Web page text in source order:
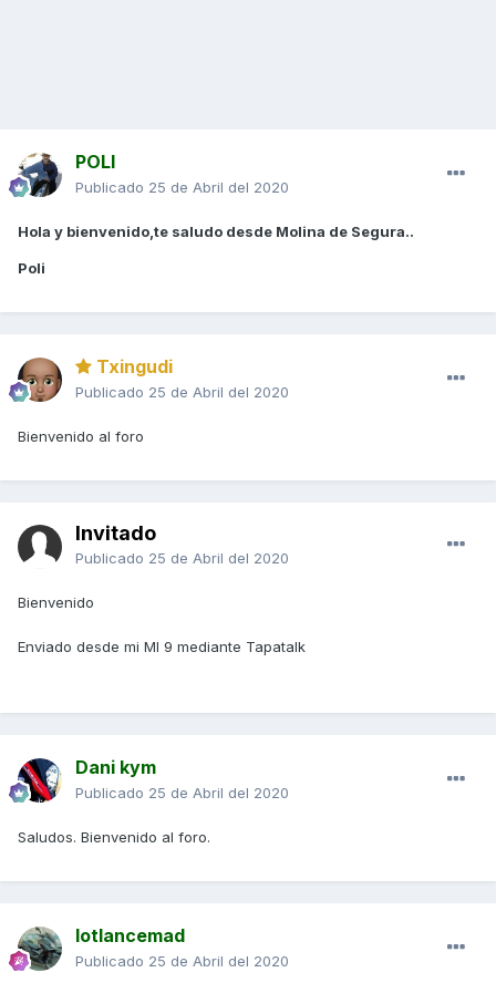
POLI
Publicado 25 de Abril del 2020
Hola y bienvenido,te saludo desde Molina de Segura..
Poli
Txingudi
Publicado 25 de Abril del 2020
Bienvenido al foro
Invitado
Publicado 25 de Abril del 2020
Bienvenido
Enviado desde mi MI 9 mediante Tapatalk
Dani kym
Publicado 25 de Abril del 2020
Saludos. Bienvenido al foro.
lotlancemad
Publicado 25 de Abril del 2020